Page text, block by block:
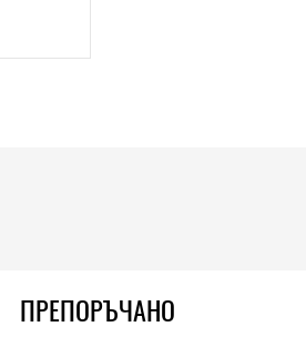
ПРЕПОРЪЧАНО